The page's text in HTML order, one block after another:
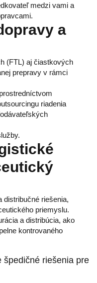
medzi vami a
a
(FTL) aj čiastkových
prepravy v rámci
riadenia
distribučné riešenia,
priemyslu.
a distribúcia, ako
kontrovaného
špedičné riešenia pre